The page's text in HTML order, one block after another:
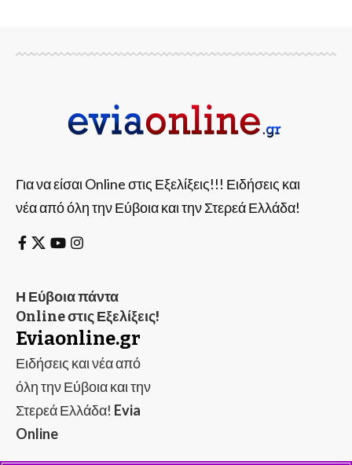
Για να είσαι Online στις Εξελίξεις!!! Ειδήσεις και
νέα από όλη την Εύβοια και την Στερεά Ελλάδα!
Η Εύβοια πάντα
Online στις Εξελίξεις!
Eviaonline.gr
Ειδήσεις και νέα από
όλη την Εύβοια και την
Στερεά Ελλάδα! Evia
Online